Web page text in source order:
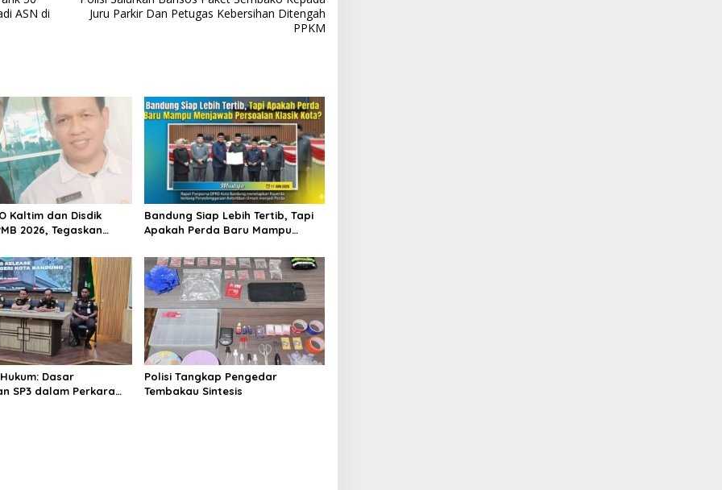
ASN di
Juru Parkir Dan Petugas Kebersihan Ditengah
PPKM
Kaltim dan Disdik
2026, Tegaskan
Calon Murid
Bandung Siap Lebih Tertib, Tapi
Apakah Perda Baru Mampu
Kota?
Dasar
SP3 dalam Perkara
Polisi Tangkap Pengedar
Tembakau Sintesis